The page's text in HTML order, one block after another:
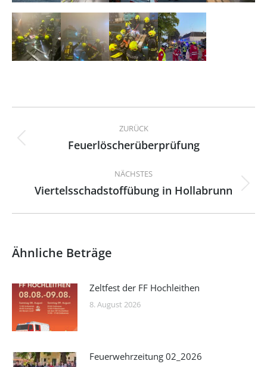
Kommentarnavigation
ZURÜCK
Vorheriger
Feuerlöscherüberprüfung
NÄCHSTES
Nächster
Viertelsschadstoffübung in Hollabrunn
Ähnliche Beträge
Zeltfest der FF Hochleithen
8. August 2026
Feuerwehrzeitung 02_2026